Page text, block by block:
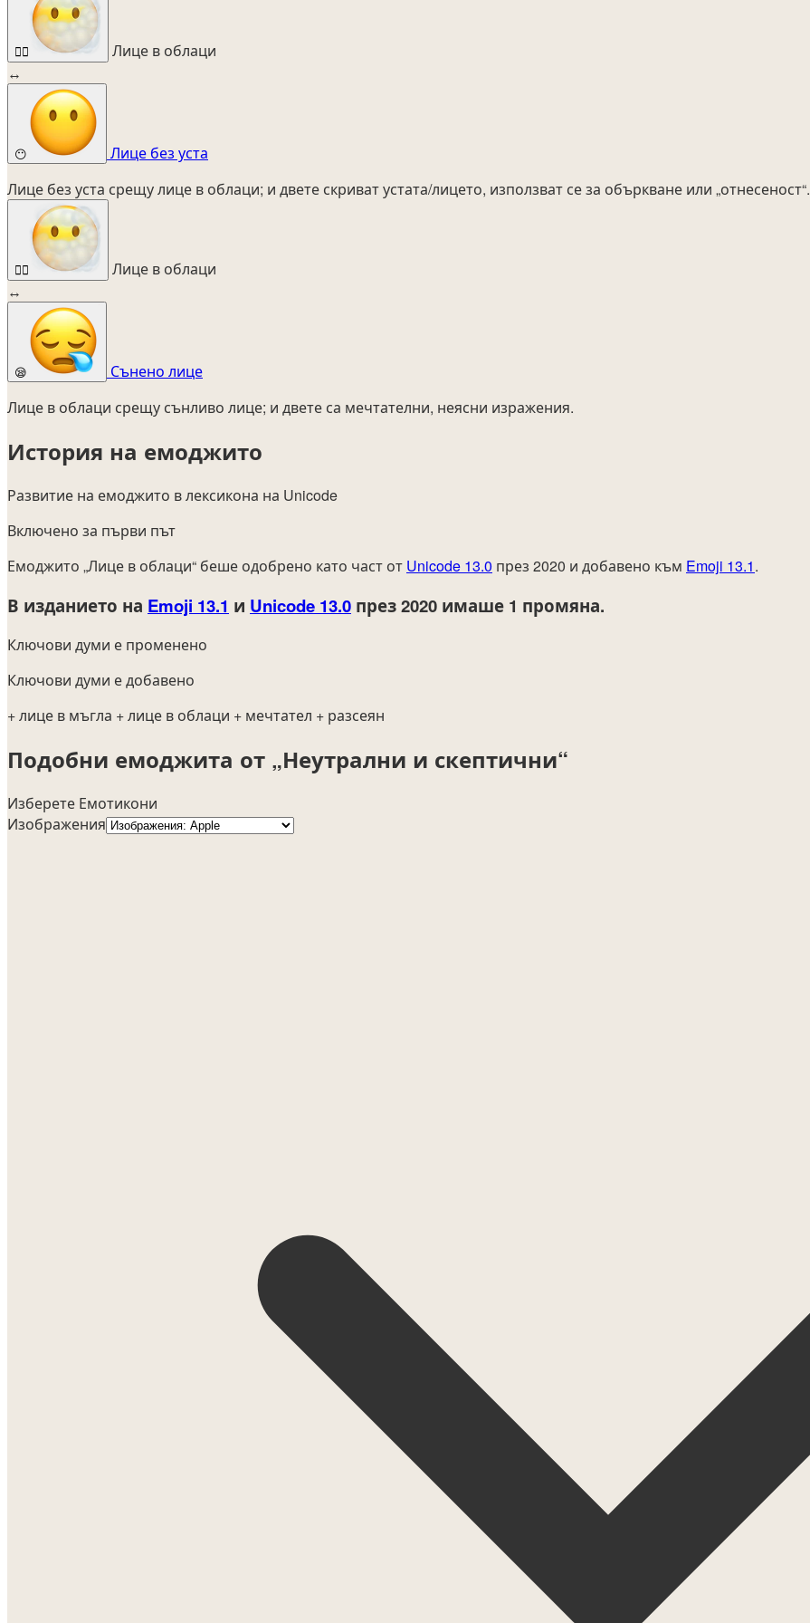
😶‍🌫️
Лице в облаци
↔
😶
Лице без уста
Лице без уста срещу лице в облаци; и двете скриват устата/лицето, използват се за объркване или „отнесеност“.
😶‍🌫️
Лице в облаци
↔
😪
Сънено лице
Лице в облаци срещу сънливо лице; и двете са мечтателни, неясни изражения.
История на емоджито
Развитие на емоджито в лексикона на Unicode
Включено за първи път
Емоджито „Лице в облаци“ беше одобрено като част от Unicode 13.0 през 2020 и добавено към Emoji 13.1.
В изданието на Emoji 13.1 и Unicode 13.0 през 2020 имаше 1 промяна.
Ключови думи е променено
Ключови думи е добавено
+ лице в мъгла + лице в облаци + мечтател + разсеян
Подобни емоджита от „Неутрални и скептични“
Изберете Емотикони
Изображения